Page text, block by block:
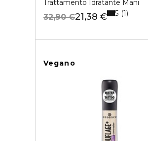
Trattamento Idratante Mani
21,38 €
32,90 € 5 1
Vegano